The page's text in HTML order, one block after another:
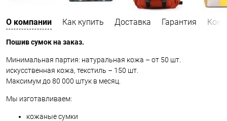
О компании Как купить Доставка Гарантия
Пошив сумок на заказ.
Минимальная партия: натуральная кожа – от 50 шт.
искусственная кожа, текстиль – 150 шт.
Максимум до 80 000 штук в месяц.
Мы изготавливаем:
кожаные сумки